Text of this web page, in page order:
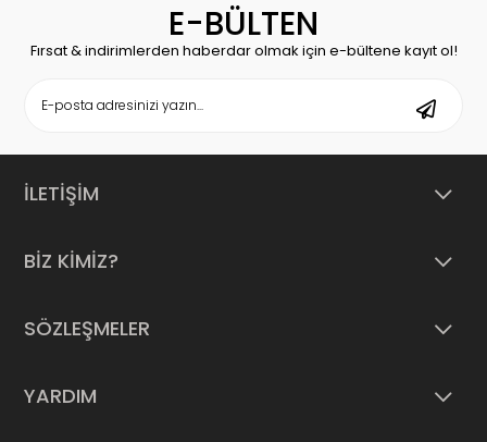
E-BÜLTEN
Fırsat & indirimlerden haberdar olmak için e-bültene kayıt ol!
İLETİŞİM
BİZ KİMİZ?
SÖZLEŞMELER
YARDIM